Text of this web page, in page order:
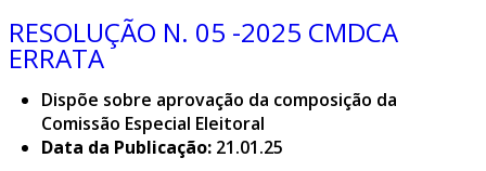
RESOLUÇÃO N. 05 -2025 CMDCA
ERRATA
Dispõe sobre aprovação da composição da
Comissão Especial Eleitoral
Data da Publicação: 21.01.25